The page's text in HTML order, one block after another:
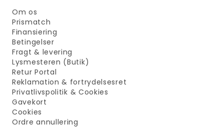
Om os
Prismatch
Finansiering
Betingelser
Fragt & levering
Lysmesteren (Butik)
Retur Portal
Reklamation & fortrydelsesret
Privatlivspolitik & Cookies
Gavekort
Cookies
Ordre annullering